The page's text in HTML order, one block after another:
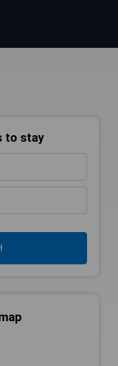
to stay